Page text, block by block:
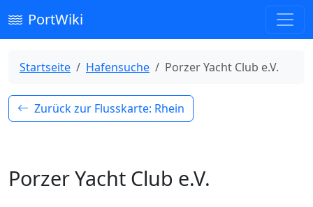
PortWiki
Startseite Hafensuche Porzer Yacht Club e.V.
Zurück zur Flusskarte: Rhein
Porzer Yacht Club e.V.